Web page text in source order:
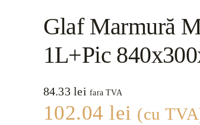
Glaf Marmură
1L+Pic
84.33lei fara TVA
102.04lei (cu